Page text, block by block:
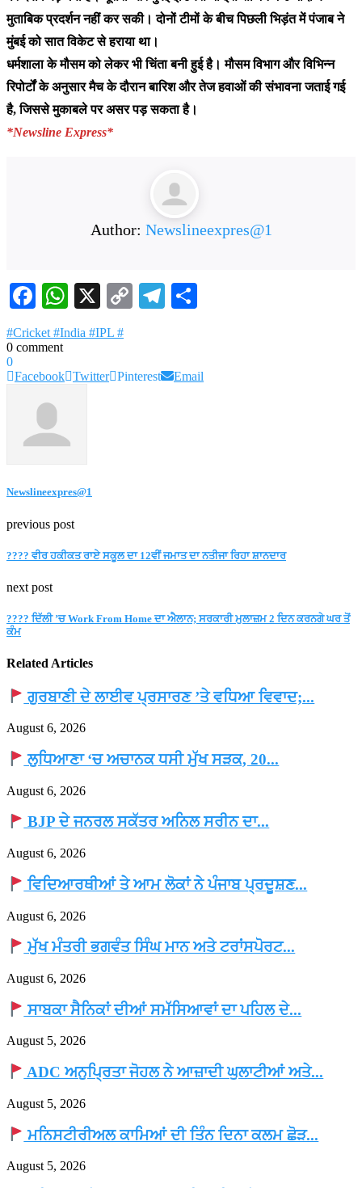
मुताबिक प्रदर्शन नहीं कर सकी। दोनों टीमों के बीच पिछली भिड़ंत में पंजाब ने
मुंबई को सात विकेट से हराया था।
धर्मशाला के मौसम को लेकर भी चिंता बनी हुई है। मौसम विभाग और विभिन्न
रिपोर्टों के अनुसार मैच के दौरान बारिश और तेज हवाओं की संभावना जताई गई
है, जिससे मुकाबले पर असर पड़ सकता है।
*Newsline Express*
Author: Newslineexpres@1
Facebook
WhatsApp
X
CopyTelegram
#Cricket #India #IPL #
0 comment
0
Facebook Twitter Pinterest Email
Newslineexpres@1
previous post
???? ਵੀਰ ਹਕੀਕਤ ਰਾਏ ਸਕੂਲ ਦਾ 12ਵੀਂ ਜਮਾਤ ਦਾ ਨਤੀਜਾ ਰਿਹਾ ਸ਼ਾਨਦਾਰ
next post
???? ਦਿੱਲੀ ’ਚ Work From Home ਦਾ ਐਲਾਨ; ਸਰਕਾਰੀ ਮੁਲਾਜ਼ਮ 2 ਦਿਨ ਕਰਨਗੇ ਘਰ ਤੋਂ
ਕੰਮ
Related Articles
ਗੁਰਬਾਣੀ ਦੇ ਲਾਈਵ ਪ੍ਰਸਾਰਣ ’ਤੇ ਵਧਿਆ ਵਿਵਾਦ;...
August 6, 2026
ਲੁਧਿਆਣਾ ‘ਚ ਅਚਾਨਕ ਧਸੀ ਮੁੱਖ ਸੜਕ, 20...
August 6, 2026
BJP ਦੇ ਜਨਰਲ ਸਕੱਤਰ ਅਨਿਲ ਸਰੀਨ ਦਾ...
August 6, 2026
ਵਿਦਿਆਰਥੀਆਂ ਤੇ ਆਮ ਲੋਕਾਂ ਨੇ ਪੰਜਾਬ ਪ੍ਰਦੂਸ਼ਣ...
August 6, 2026
ਮੁੱਖ ਮੰਤਰੀ ਭਗਵੰਤ ਸਿੰਘ ਮਾਨ ਅਤੇ ਟਰਾਂਸਪੋਰਟ...
August 6, 2026
ਸਾਬਕਾ ਸੈਨਿਕਾਂ ਦੀਆਂ ਸਮੱਸਿਆਵਾਂ ਦਾ ਪਹਿਲ ਦੇ...
August 5, 2026
ADC ਅਨੁਪ੍ਰਿਤਾ ਜੋਹਲ ਨੇ ਆਜ਼ਾਦੀ ਘੁਲਾਟੀਆਂ ਅਤੇ...
August 5, 2026
ਮਨਿਸਟੀਰੀਅਲ ਕਾਮਿਆਂ ਦੀ ਤਿੰਨ ਦਿਨਾ ਕਲਮ ਛੋੜ...
August 5, 2026